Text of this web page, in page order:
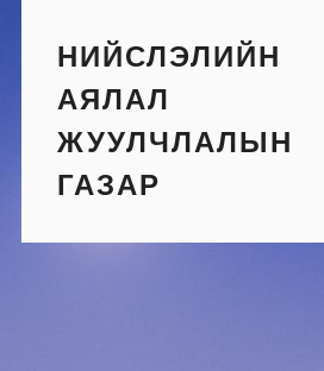
contentНИЙСЛЭЛИЙН
АЯЛАЛ
ЖУУЛЧЛАЛЫН
ГАЗАР